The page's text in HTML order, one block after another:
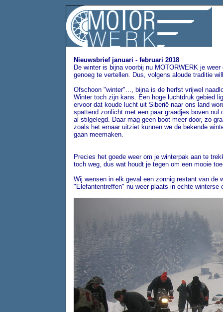
Nieuwsbrief januari - februari 2018
De winter is bijna voorbij nu MOTORWERK je
genoeg te vertellen. Dus, volgens aloude traditie
Ofschoon "winter"..., bijna is de herfst vrijwel
Winter toch zijn kans. Een hoge luchtdruk gebied
ervoor dat koude lucht uit Siberië naar ons land
spattend zonlicht met een paar graadjes boven
al stilgelegd. Daar mag geen boot meer door, zo
zoals het ernaar uitziet kunnen we de bekende
gaan meemaken.
Precies het goede weer om je winterpak aan te
toch weg, dus wat houdt je tegen om een mooie
Wij wensen in elk geval een zonnig restant van de
"Elefantentreffen" nu weer plaats in echte winterse